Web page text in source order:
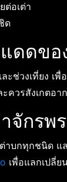
ต่อเต่า
ด
ดดขอ
ะช่วงเที่ยง
วรสังเกตอา
จักรพ
ต่าบกทุกชนิด
เพื่อแลกเปลี่